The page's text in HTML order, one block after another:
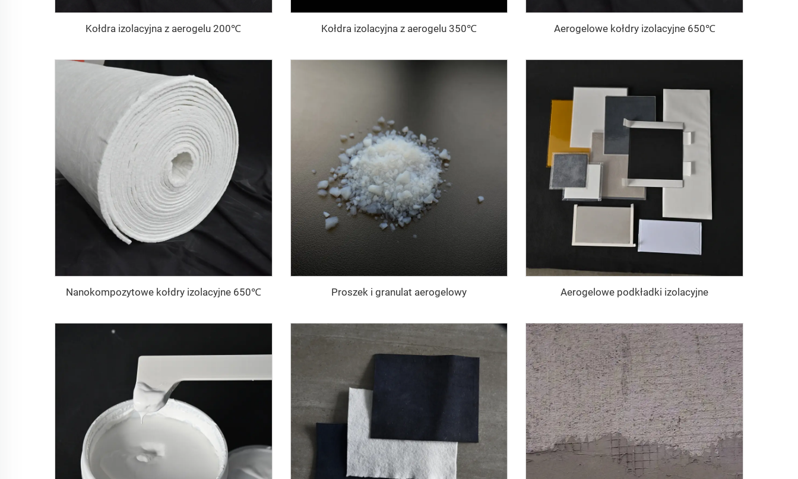
Kołdra izolacyjna z aerogelu 200℃ Kołdra izolacyjna z aerogelu 350℃ Aerogelowe kołdry izolacyjne 650℃
Nanokompozytowe kołdry izolacyjne 650℃ Proszek i granulat aerogelowy Aerogelowe podkładki izolacyjne